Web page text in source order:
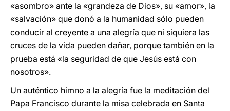
«asombro» ante la «grandeza de Dios», su «amor», la
«salvación» que donó a la humanidad sólo pueden
conducir al creyente a una alegría que ni siquiera las
cruces de la vida pueden dañar, porque también en la
prueba está «la seguridad de que Jesús está con
nosotros».
Un auténtico himno a la alegría fue la meditación del
Papa Francisco durante la misa celebrada en Santa